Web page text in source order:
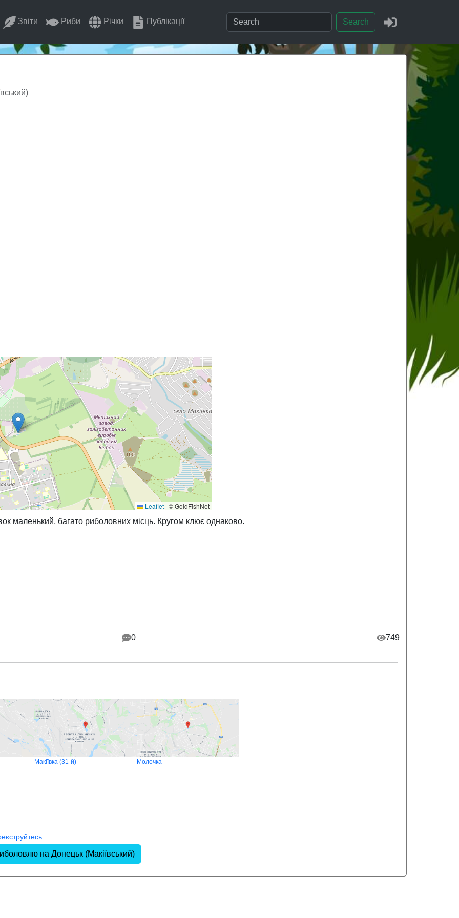
Звіти Риби Річки Публікації Search
Leaflet | © GoldFishNet
маленький, багато риболовних місць. Кругом клює однаково.
0 749
Макіївка (31-й) Молочка
на Донецьк (Макіївський)